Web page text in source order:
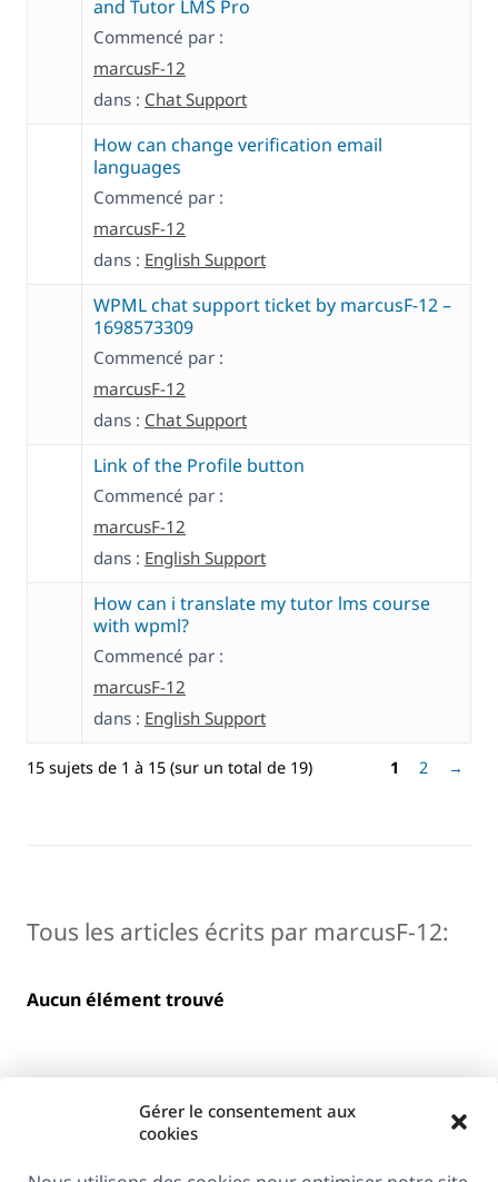
Gérer le consentement aux
cookies
and Tutor LMS Pro
Commencé par :
marcusF-12
dans : Chat Support
How can change verification email
languages
Commencé par :
marcusF-12
dans : English Support
WPML chat support ticket by marcusF-12 –
1698573309
Commencé par :
marcusF-12
dans : Chat Support
Link of the Profile button
Commencé par :
marcusF-12
dans : English Support
How can i translate my tutor lms course
with wpml?
Commencé par :
marcusF-12
dans : English Support
15 sujets de 1 à 15 (sur un total de 19) 1 2 →
Tous les articles écrits par marcusF-12:
Aucun élément trouvé